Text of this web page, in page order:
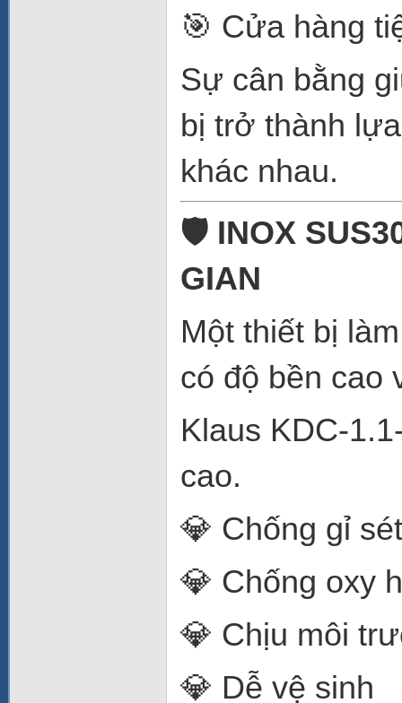
🎯 Cửa hàng
Sự cân bằng
bị trở thành
khác nhau.
🛡️ INOX
GIAN
Một thiết bị
có độ bền cao
Klaus KDC-
cao.
💎 Chống gỉ
💎 Chống oxy
💎 Chịu môi
💎 Dễ vệ sinh